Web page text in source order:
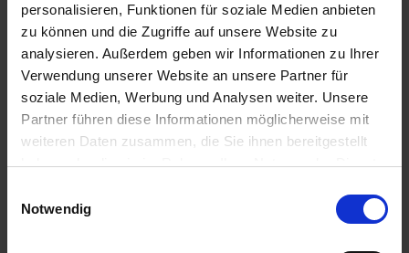
personalisieren, Funktionen für soziale Medien anbieten
zu können und die Zugriffe auf unsere Website zu
analysieren. Außerdem geben wir Informationen zu Ihrer
Verwendung unserer Website an unsere Partner für
soziale Medien, Werbung und Analysen weiter. Unsere
Partner führen diese Informationen möglicherweise mit
weiteren Daten zusammen, die Sie ihnen bereitgestellt
haben oder die sie im Rahmen Ihrer Nutzung der Dienste
Cookies, wenn Sie unsere Webseite weiterhin nutzen.
Notwendig
Add toshopping cart
Remember Comment
part no.: 1821721
headers. Price per piece. TIP...